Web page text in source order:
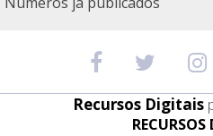
Recursos Digitais